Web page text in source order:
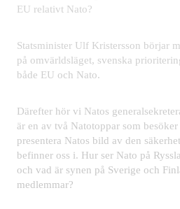
EU relativt Nato?
Statsminister Ulf Kristersson börjar
på omvärldsläget, svenska
både EU och Nato.
Därefter hör vi Natos
är en av två Natotoppar som
presentera Natos bild av den
befinner oss i. Hur ser Nato på
och vad är synen på Sverige och
medlemmar?